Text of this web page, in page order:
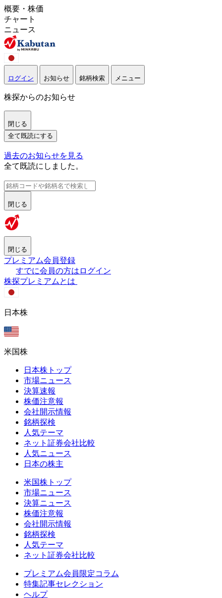
概要・株価
チャート
ニュース
ログイン お知らせ 銘柄検索 メニュー
株探からのお知らせ
閉じる
全て既読にする
過去のお知らせを見る
全て既読にしました。
閉じる
閉じる
プレミアム会員登録
すでに会員の方はログイン
株探プレミアムとは
日本株
米国株
日本株トップ
市場ニュース
決算速報
株価注意報
会社開示情報
銘柄探検
人気テーマ
ネット証券会社比較
人気ニュース
日本の株主
米国株トップ
市場ニュース
決算ニュース
株価注意報
会社開示情報
銘柄探検
人気テーマ
ネット証券会社比較
プレミアム会員限定コラム
特集記事セレクション
ヘルプ